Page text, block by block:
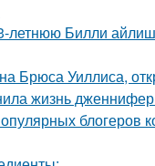
летнюю Билли
Брюса Уиллиса,
жизнь дженнифер